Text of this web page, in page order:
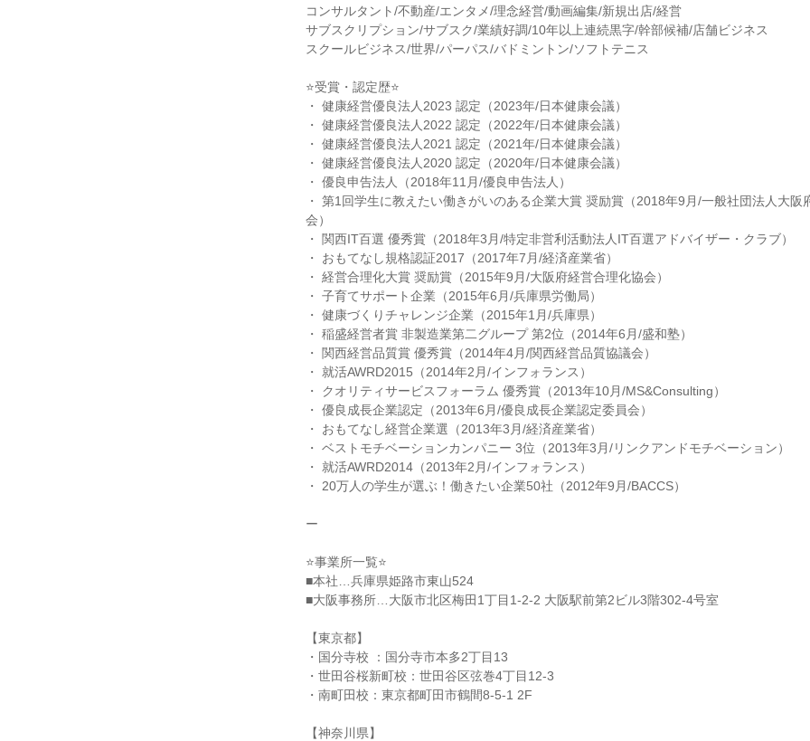
コンサルタント/不動産/エンタメ/理念経営/動画編集/新規出店/経営
サブスクリプション/サブスク/業績好調/10年以上連続黒字/幹部候補/店舗ビジネス
スクールビジネス/世界/パーパス/バドミントン/ソフトテニス
⭐受賞・認定歴⭐
・ 健康経営優良法人2023 認定（2023年/日本健康会議）
・ 健康経営優良法人2022 認定（2022年/日本健康会議）
・ 健康経営優良法人2021 認定（2021年/日本健康会議）
・ 健康経営優良法人2020 認定（2020年/日本健康会議）
・ 優良申告法人（2018年11月/優良申告法人）
・ 第1回学生に教えたい働きがいのある企業大賞 奨励賞（2018年9月/一般社団法人大阪
会）
・ 関西IT百選 優秀賞（2018年3月/特定非営利活動法人IT百選アドバイザー・クラブ）
・ おもてなし規格認証2017（2017年7月/経済産業省）
・ 経営合理化大賞 奨励賞（2015年9月/大阪府経営合理化協会）
・ 子育てサポート企業（2015年6月/兵庫県労働局）
・ 健康づくりチャレンジ企業（2015年1月/兵庫県）
・ 稲盛経営者賞 非製造業第二グループ 第2位（2014年6月/盛和塾）
・ 関西経営品質賞 優秀賞（2014年4月/関西経営品質協議会）
・ 就活AWRD2015（2014年2月/インフォランス）
・ クオリティサービスフォーラム 優秀賞（2013年10月/MS&Consulting）
・ 優良成長企業認定（2013年6月/優良成長企業認定委員会）
・ おもてなし経営企業選（2013年3月/経済産業省）
・ ベストモチベーションカンパニー 3位（2013年3月/リンクアンドモチベーション）
・ 就活AWRD2014（2013年2月/インフォランス）
・ 20万人の学生が選ぶ！働きたい企業50社（2012年9月/BACCS）
ー
⭐事業所一覧⭐
■本社…兵庫県姫路市東山524
■大阪事務所…大阪市北区梅田1丁目1-2-2 大阪駅前第2ビル3階302-4号室
【東京都】
・国分寺校 ：国分寺市本多2丁目13
・世田谷桜新町校：世田谷区弦巻4丁目12-3
・南町田校：東京都町田市鶴間8-5-1 2F
【神奈川県】